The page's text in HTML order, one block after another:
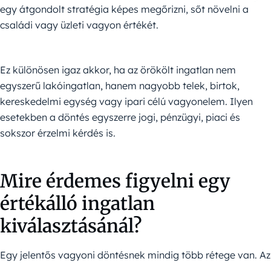
egy átgondolt stratégia képes megőrizni, sőt növelni a
családi vagy üzleti vagyon értékét.
Ez különösen igaz akkor, ha az örökölt ingatlan nem
egyszerű lakóingatlan, hanem nagyobb telek, birtok,
kereskedelmi egység vagy ipari célú vagyonelem. Ilyen
esetekben a döntés egyszerre jogi, pénzügyi, piaci és
sokszor érzelmi kérdés is.
Mire érdemes figyelni egy
értékálló ingatlan
kiválasztásánál?
Egy jelentős vagyoni döntésnek mindig több rétege van. Az